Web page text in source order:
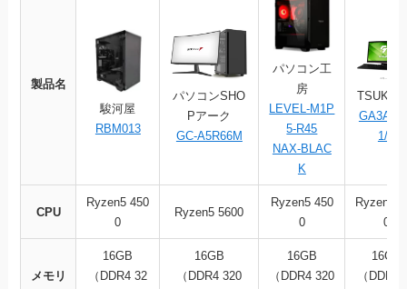
製品名
駿河屋
RBM013
パソコンSHO
Pアーク
GC-A5R66M
パソコン工
房
LEVEL-M1P
5-R45
NAX-BLAC
K
GA3A-
1/B
CPU
Ryzen5 450
0
Ryzen5 5600
Ryzen5 450
0
Ryzen3
0
メモリ
16GB
（DDR4 32
16GB
（DDR4 320
16GB
（DDR4 320
16GB
（DDR4